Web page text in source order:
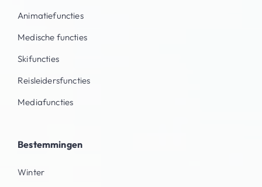
Animatiefuncties
Medische functies
Skifuncties
Reisleidersfuncties
Mediafuncties
Bestemmingen
Winter